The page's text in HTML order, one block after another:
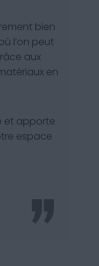
bien
l’on peut
aux
en
et apporte
espace